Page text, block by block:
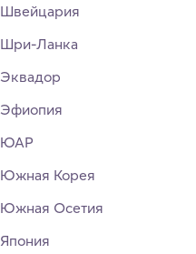
Швейцария
Шри-Ланка
Эквадор
Эфиопия
ЮАР
Южная Корея
Южная Осетия
Япония